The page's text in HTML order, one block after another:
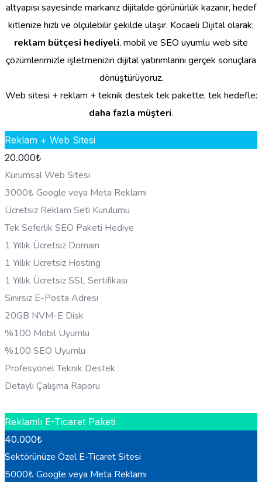
altyapısı sayesinde markanız dijitalde görünürlük kazanır, hedef
kitlenize hızlı ve ölçülebilir şekilde ulaşır. Kocaeli Dijital olarak;
reklam bütçesi hediyeli, mobil ve SEO uyumlu web site
çözümlerimizle işletmenizin dijital yatırımlarını gerçek sonuçlara
dönüştürüyoruz.
Web sitesi + reklam + teknik destek tek pakette, tek hedefle:
daha fazla müşteri.
Reklam + Web Sitesi
20.000₺
Kurumsal Web Sitesi
3000₺ Google veya Meta Reklamı
Ücretsiz Reklam Seti Kurulumu
Tek Seferlik SEO Paketi Hediye
1 Yıllık Ücretsiz Domain
1 Yıllık Ücretsiz Hosting
1 Yıllık Ücretsiz SSL Sertifikası
Sınırsız E-Posta Adresi
20GB NVM-E Disk
%100 Mobil Uyumlu
%100 SEO Uyumlu
Profesyonel Teknik Destek
Detaylı Çalışma Raporu
Reklamlı E-Ticaret Paketi
40.000₺
Sektörünüze Özel E-Ticaret Sitesi
5000₺ Google veya Meta Reklamı